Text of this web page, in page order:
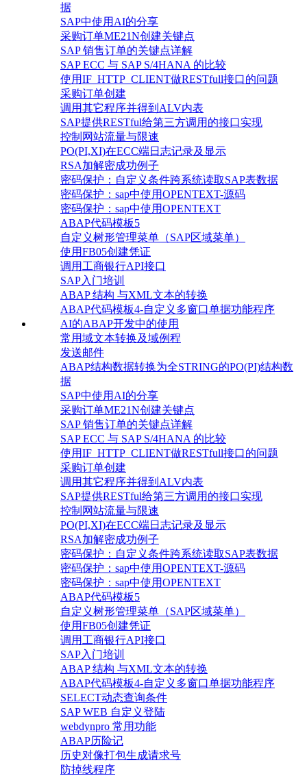
据
SAP中使用AI的分享
采购订单ME21N创建关键点
SAP 销售订单的关键点详解
SAP ECC 与 SAP S/4HANA 的比较
使用IF_HTTP_CLIENT做RESTfull接口的问题
采购订单创建
调用其它程序并得到ALV内表
SAP提供RESTful给第三方调用的接口实现
控制网站流量与限速
PO(PI,XI)在ECC端日志记录及显示
RSA加解密成功例子
密码保护：自定义条件跨系统读取SAP表数据
密码保护：sap中使用OPENTEXT-源码
密码保护：sap中使用OPENTEXT
ABAP代码模板5
自定义树形管理菜单（SAP区域菜单）
使用FB05创建凭证
调用工商银行API接口
SAP入门培训
ABAP 结构 与XML文本的转换
ABAP代码模板4-自定义多窗口单据功能程序
AI的ABAP开发中的使用
常用域文本转换及域例程
发送邮件
ABAP结构数据转换为全STRING的PO(PI)结构数
据
SAP中使用AI的分享
采购订单ME21N创建关键点
SAP 销售订单的关键点详解
SAP ECC 与 SAP S/4HANA 的比较
使用IF_HTTP_CLIENT做RESTfull接口的问题
采购订单创建
调用其它程序并得到ALV内表
SAP提供RESTful给第三方调用的接口实现
控制网站流量与限速
PO(PI,XI)在ECC端日志记录及显示
RSA加解密成功例子
密码保护：自定义条件跨系统读取SAP表数据
密码保护：sap中使用OPENTEXT-源码
密码保护：sap中使用OPENTEXT
ABAP代码模板5
自定义树形管理菜单（SAP区域菜单）
使用FB05创建凭证
调用工商银行API接口
SAP入门培训
ABAP 结构 与XML文本的转换
ABAP代码模板4-自定义多窗口单据功能程序
SELECT动态查询条件
SAP WEB 自定义登陆
webdynpro 常用功能
ABAP历险记
历史对像打包生成请求号
防掉线程序